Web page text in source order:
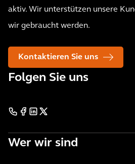
aktiv. Wir unterstützen unsere
wir gebraucht werden.
Kontaktieren Sie uns
Folgen Sie uns
Wer wir sind